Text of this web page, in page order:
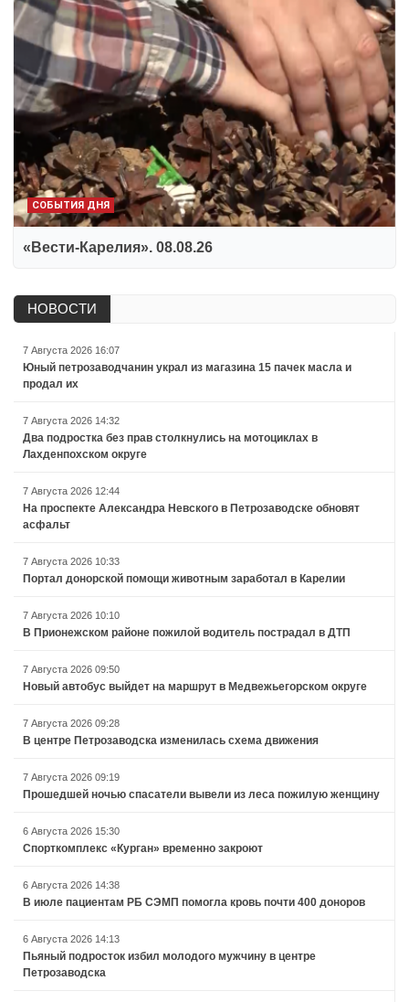
СОБЫТИЯ ДНЯ
«Вести-Карелия». 08.08.26
НОВОСТИ
7 Августа 2026 16:07
Юный петрозаводчанин украл из магазина 15 пачек масла и
продал их
7 Августа 2026 14:32
Два подростка без прав столкнулись на мотоциклах в
Лахденпохском округе
7 Августа 2026 12:44
На проспекте Александра Невского в Петрозаводске обновят
асфальт
7 Августа 2026 10:33
Портал донорской помощи животным заработал в Карелии
7 Августа 2026 10:10
В Прионежском районе пожилой водитель пострадал в ДТП
7 Августа 2026 09:50
Новый автобус выйдет на маршрут в Медвежьегорском округе
7 Августа 2026 09:28
В центре Петрозаводска изменилась схема движения
7 Августа 2026 09:19
Прошедшей ночью спасатели вывели из леса пожилую женщину
6 Августа 2026 15:30
Спорткомплекс «Курган» временно закроют
6 Августа 2026 14:38
В июле пациентам РБ СЭМП помогла кровь почти 400 доноров
6 Августа 2026 14:13
Пьяный подросток избил молодого мужчину в центре
Петрозаводска